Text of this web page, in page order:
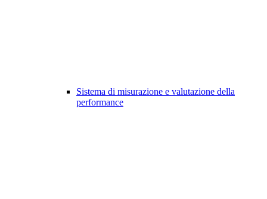
Sistema di misurazione e valutazione della
performance